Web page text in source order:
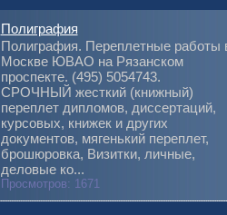
Полиграфия
Полиграфия. Переплетные работы
Москве ЮВАО на Рязанском
проспекте. (495) 5054743.
СРОЧНЫЙ жесткий (книжный)
переплет дипломов, диссертаций,
курсовых, книжек и других
документов, мягенький переплет,
брошюровка, Визитки, личные,
деловые ко...
Просмотров: 1671